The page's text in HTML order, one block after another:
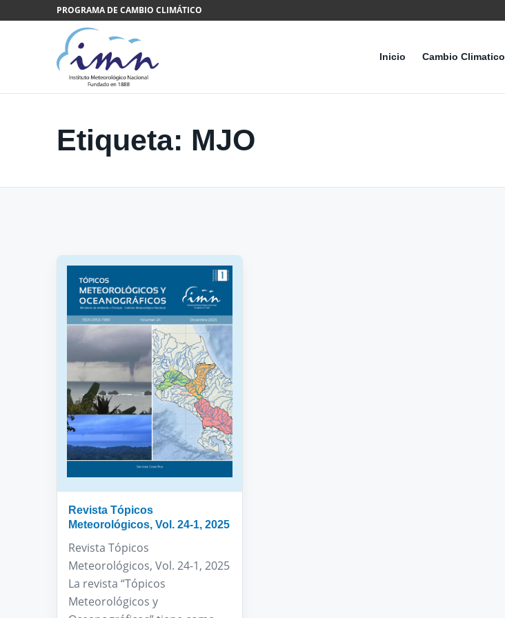
Saltar al contenidoPROGRAMA DE CAMBIO CLIMÁTICO
Inicio Cambio Climatico
Etiqueta: MJO
Revista Tópicos
Meteorológicos, Vol. 24-1, 2025
Revista Tópicos
Meteorológicos, Vol. 24-1, 2025
La revista “Tópicos
Meteorológicos y